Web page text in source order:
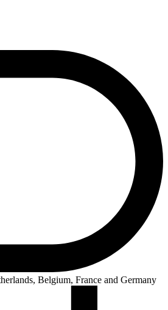
Belgium, France and Germany